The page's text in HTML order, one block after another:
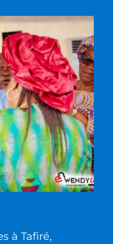
à Tafiré,